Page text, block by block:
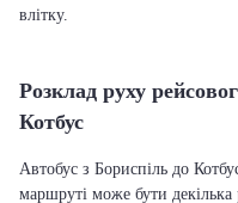
влітку.
Розклад руху
Котбус
Автобус з Бориспіль до
маршруті може бути декілька